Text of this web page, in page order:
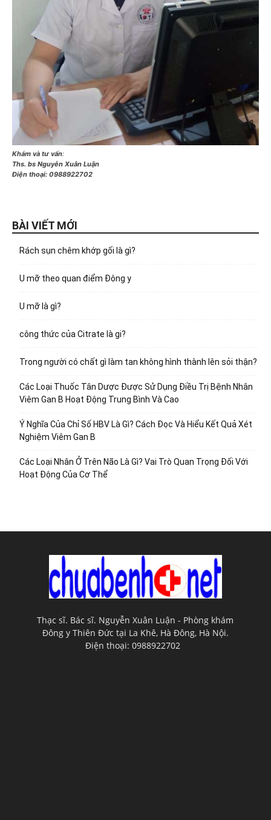
Khám và tư vấn:
Ths. bs Nguyễn Xuân Luận
Điện thoại: 0988922702
BÀI VIẾT MỚI
Rách sụn chêm khớp gối là gì?
U mỡ theo quan điểm Đông y
U mỡ là gì?
công thức của Citrate là gi?
Trong người có chất gì làm tan không hình thành lên sỏi thận?
Các Loại Thuốc Tân Dược Được Sử Dụng Điều Trị Bệnh Nhân
Viêm Gan B Hoạt Động Trung Bình Và Cao
Ý Nghĩa Của Chỉ Số HBV Là Gì? Cách Đọc Và Hiểu Kết Quả Xét
Nghiệm Viêm Gan B
Các Loại Nhân Ở Trên Não Là Gì? Vai Trò Quan Trọng Đối Với
Hoạt Động Của Cơ Thể
Thạc sĩ. Bác sĩ. Nguyễn Xuân Luận - Phòng khám
Đông y Thiên Đức tại La Khê, Hà Đông, Hà Nội.
Điện thoại: 0988922702